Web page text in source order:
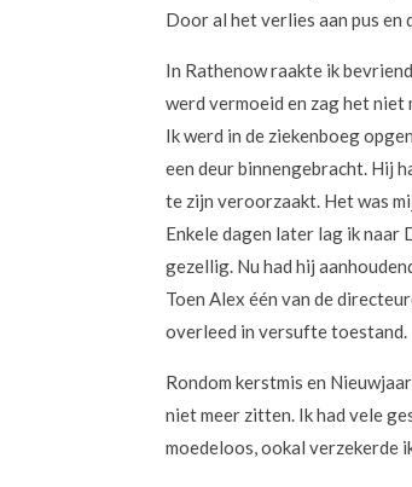
Door al het verlies aan pus
In Rathenow raakte ik
werd vermoeid en zag het niet
Ik werd in de ziekenboeg
een deur binnengebracht. Hij
te zijn veroorzaakt. Het was
Enkele dagen later lag ik naar
gezellig. Nu had hij
Toen Alex één van de
overleed in versufte toestand.
Rondom kerstmis en
niet meer zitten. Ik had vele
moedeloos, ookal verzekerde